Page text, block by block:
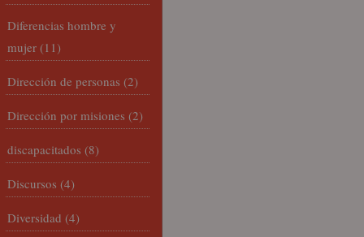
Diferencias hombre y
mujer (11)
Dirección de personas (2)
Dirección por misiones (2)
discapacitados (8)
Discursos (4)
Diversidad (4)